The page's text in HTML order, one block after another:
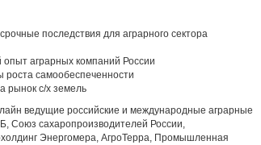
последствия для аграрного сектора
опыт аграрных компаний России
самообеспеченности
рынок с/х земель
ведущие российские и международные аграрные
Союз сахаропроизводителей России,
Энергомера, АгроТерра, Промышленная